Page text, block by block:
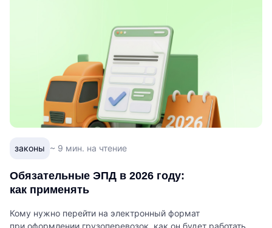
законы ~ 9 мин. на чтение
Обязательные ЭПД в 2026 году:
как применять
Кому нужно перейти на электронный формат
при оформлении грузоперевозок, как он будет работать